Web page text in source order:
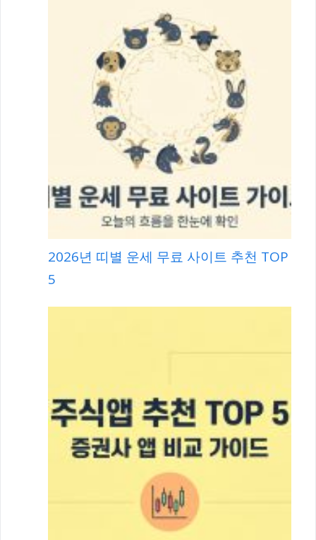
2026년 띠별 운세 무료 사이트 추천 TOP
5